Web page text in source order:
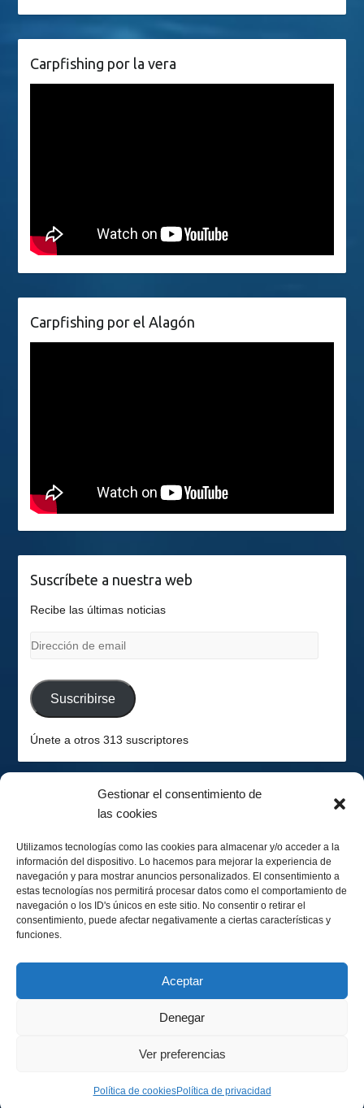
Gestionar el consentimiento de
las cookies
Utilizamos tecnologías como las cookies para almacenar y/o acceder a la
información del dispositivo. Lo hacemos para mejorar la experiencia de
navegación y para mostrar anuncios personalizados. El consentimiento a
estas tecnologías nos permitirá procesar datos como el comportamiento de
navegación o los ID's únicos en este sitio. No consentir o retirar el
consentimiento, puede afectar negativamente a ciertas características y
funciones.
Aceptar
Denegar
Ver preferencias
Política de cookiesPolítica de privacidad
Carpfishing por la vera
Carpfishing por el Alagón
Suscríbete a nuestra web
Recibe las últimas noticias
Dirección
email
Suscribirse
Únete a otros 313 suscriptores
Hemisferio Sur
Calendario Lunar
Copyright © 2026PESCA EXTREMA